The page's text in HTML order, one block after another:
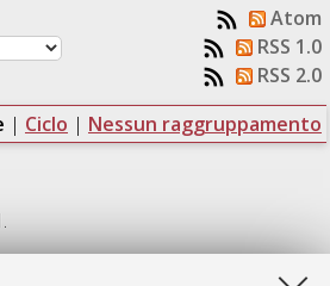
Atom
RSS 1.0
RSS 2.0
| Ciclo | Nessun raggruppamento
.